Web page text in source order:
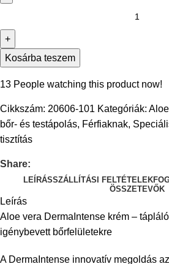
Kosárba teszem
13 People watching this product now!
Cikkszám: 20606-101 Kategóriák:
bőr- és testápolás, Férfiaknak,
tisztítás
Share:
LEÍRÁSSZÁLLÍTÁSI FELTÉTELEK
ÖSSZETEVŐK
Leírás
Aloe vera DermaIntense krém –
igénybevett bőrfelületekre
A DermaIntense innovatív megoldás